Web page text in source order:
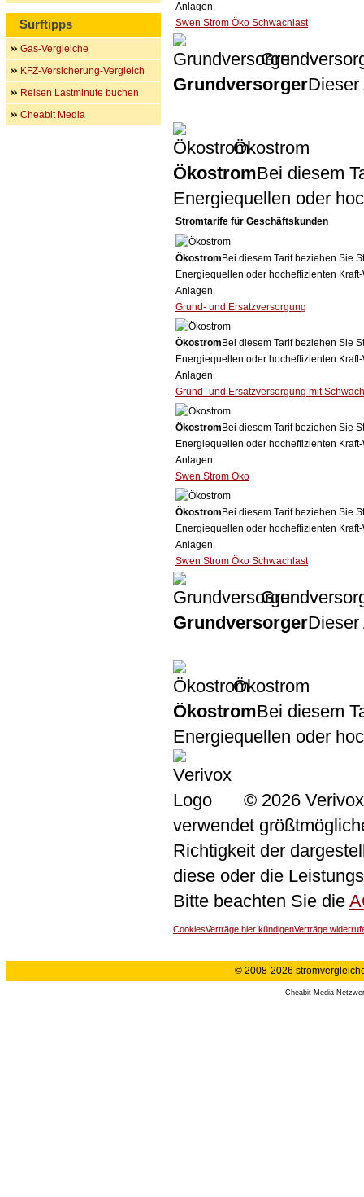
Anlagen.
Swen Strom Öko Schwachlast
GrundversorgerDieser
Ökostrom
ÖkostromBei diesem
Energiequellen oder
Stromtarife für Geschäftskunden
Ökostrom Bei diesem Tarif beziehen Sie
Energiequellen oder hocheffizienten
Anlagen.
Grund- und Ersatzversorgung
Ökostrom Bei diesem Tarif beziehen Sie
Energiequellen oder hocheffizienten
Anlagen.
Grund- und Ersatzversorgung mit
Ökostrom Bei diesem Tarif beziehen Sie
Energiequellen oder hocheffizienten
Anlagen.
Swen Strom Öko
Ökostrom Bei diesem Tarif beziehen Sie
Energiequellen oder hocheffizienten
Anlagen.
Swen Strom Öko Schwachlast
GrundversorgerDieser
Ökostrom
ÖkostromBei diesem
Energiequellen oder
© 2026
verwendet
Richtigkeit der
diese oder die
Bitte beachten Sie die
CookiesVerträge hier kündigenVerträge
Surftipps
Gas-Vergleiche
KFZ-Versicherung-Vergleich
Reisen Lastminute buchen
Cheabit Media
© 2008-2026
Cheabit Media